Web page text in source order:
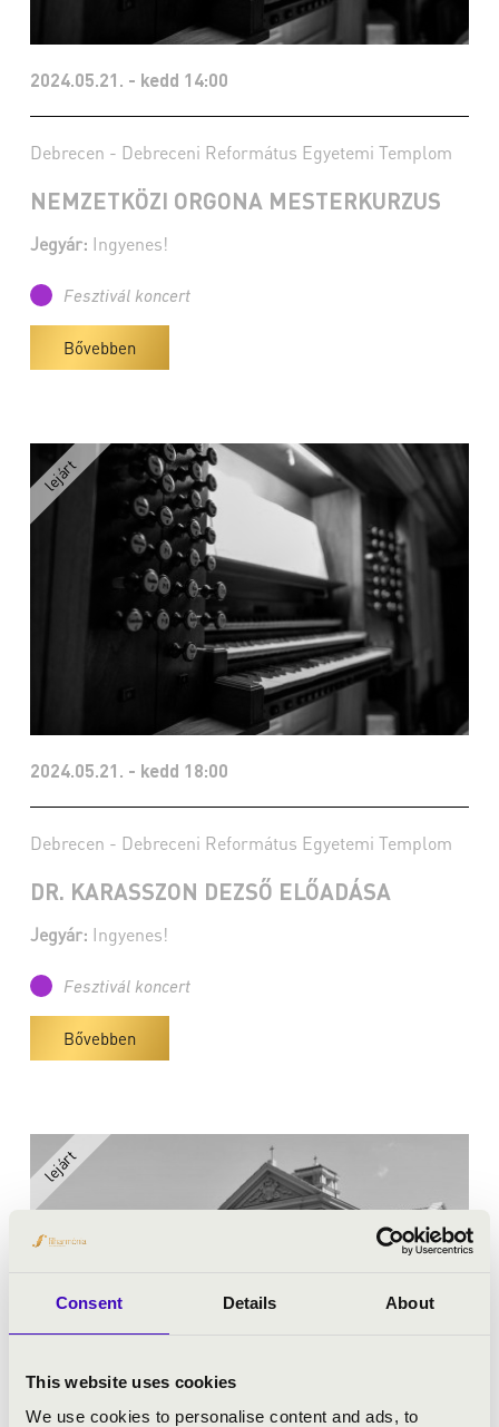
Consent Details About
This website uses cookies
We use cookies to personalise content and ads, to
2024.05.21. - kedd 14:00
Debrecen - Debreceni Református Egyetemi Templom
NEMZETKÖZI ORGONA MESTERKURZUS
Jegyár: Ingyenes!
Fesztivál koncert
Bővebben
2024.05.21. - kedd 18:00
Debrecen - Debreceni Református Egyetemi Templom
DR. KARASSZON DEZSŐ ELŐADÁSA
Jegyár: Ingyenes!
Fesztivál koncert
Bővebben